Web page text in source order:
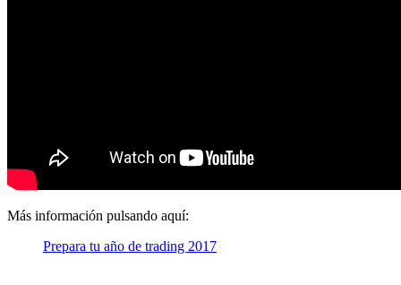
Más información pulsando aquí:
Prepara tu año de trading 2017